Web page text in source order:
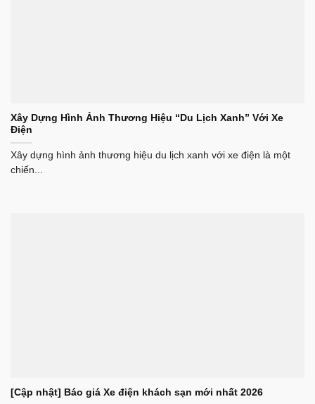
Xây Dựng Hình Ảnh Thương Hiệu “Du Lịch Xanh” Với Xe
Điện
Xây dựng hình ảnh thương hiệu du lịch xanh với xe điện là một
chiến...
[Cập nhật] Báo giá Xe điện khách sạn mới nhất 2026